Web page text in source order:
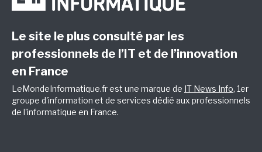
Le site le plus consulté par les
professionnels de l’IT et de l’innovation
en France
LeMondeInformatique.fr est une marque de IT News Info, 1er
groupe d'information et de services dédié aux professionnels
de l'informatique en France.